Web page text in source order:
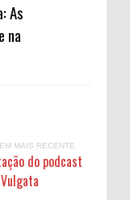
As
na
MAIS RECENTE
do podcast
Vulgata